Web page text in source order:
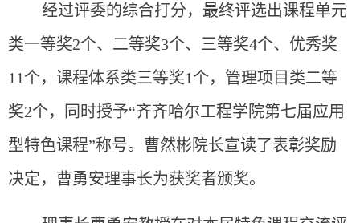
经过评委的综合打分，最终评选出课程单元
类一等奖2个、二等奖3个、三等奖4个、优秀奖
11个，课程体系类三等奖1个，管理项目类二等
奖2个，同时授予“齐齐哈尔工程学院第七届应用
型特色课程”称号。曹然彬院长宣读了表彰奖励
决定，曹勇安理事长为获奖者颁奖。